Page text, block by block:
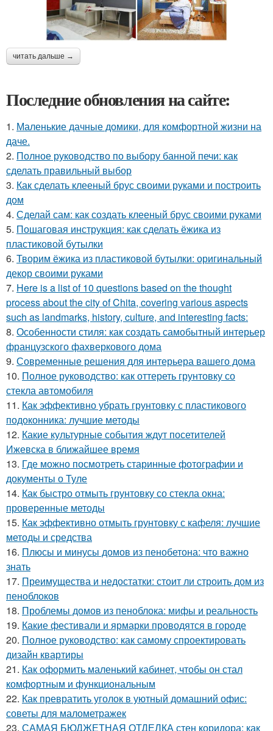
читать дальше →
Последние обновления на сайте:
1. Маленькие дачные домики, для комфортной жизни на
даче.
2. Полное руководство по выбору банной печи: как
сделать правильный выбор
3. Как сделать клееный брус своими руками и построить
дом
4. Сделай сам: как создать клееный брус своими руками
5. Пошаговая инструкция: как сделать ёжика из
пластиковой бутылки
6. Творим ёжика из пластиковой бутылки: оригинальный
декор своими руками
7. Here is a list of 10 questions based on the thought
process about the city of Chita, covering various aspects
such as landmarks, history, culture, and interesting facts:
8. Особенности стиля: как создать самобытный интерьер
французского фахверкового дома
9. Современные решения для интерьера вашего дома
10. Полное руководство: как оттереть грунтовку со
стекла автомобиля
11. Как эффективно убрать грунтовку с пластикового
подоконника: лучшие методы
12. Какие культурные события ждут посетителей
Ижевска в ближайшее время
13. Где можно посмотреть старинные фотографии и
документы о Туле
14. Как быстро отмыть грунтовку со стекла окна:
проверенные методы
15. Как эффективно отмыть грунтовку с кафеля: лучшие
методы и средства
16. Плюсы и минусы домов из пенобетона: что важно
знать
17. Преимущества и недостатки: стоит ли строить дом из
пеноблоков
18. Проблемы домов из пеноблока: мифы и реальность
19. Какие фестивали и ярмарки проводятся в городе
20. Полное руководство: как самому спроектировать
дизайн квартиры
21. Как оформить маленький кабинет, чтобы он стал
комфортным и функциональным
22. Как превратить уголок в уютный домашний офис:
советы для малометражек
23. САМАЯ БЮДЖЕТНАЯ ОТДЕЛКА стен коридора: как